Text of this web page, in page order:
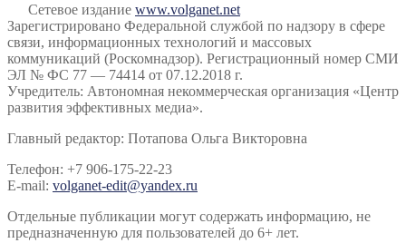
Сетевое издание www.volganet.net
Зарегистрировано Федеральной службой по надзору в сфере
связи, информационных технологий и массовых
коммуникаций (Роскомнадзор). Регистрационный номер СМИ
ЭЛ № ФС 77 — 74414 от 07.12.2018 г.
Учредитель: Автономная некоммерческая организация «Центр
развития эффективных медиа».
Главный редактор: Потапова Ольга Викторовна
Телефон: +7 906-175-22-23
E-mail: volganet-edit@yandex.ru
Отдельные публикации могут содержать информацию, не
предназначенную для пользователей до 6+ лет.